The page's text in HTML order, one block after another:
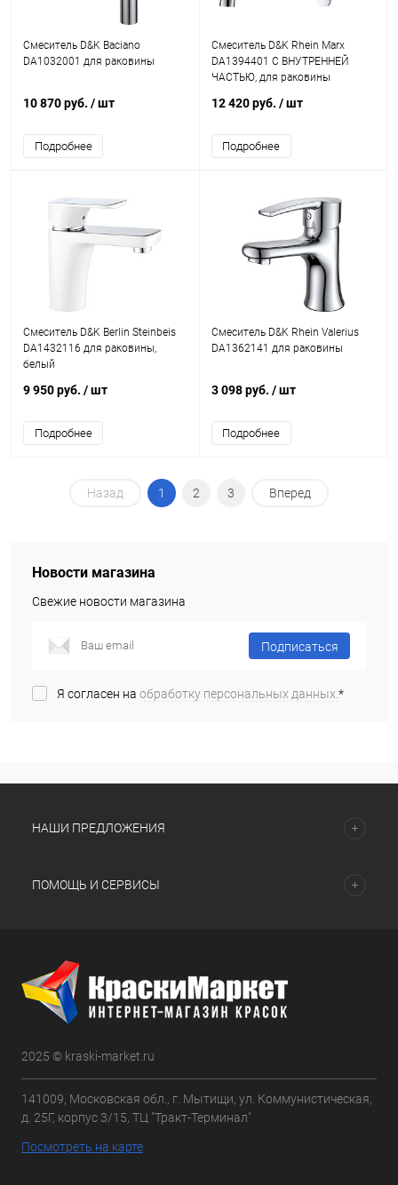
Смеситель D&K Baciano
DA1032001 для раковины
10 870 руб. / шт
Подробнее
Смеситель D&K Rhein Marx
DA1394401 С ВНУТРЕННЕЙ
ЧАСТЬЮ, для раковины
12 420 руб. / шт
Подробнее
Смеситель D&K Berlin Steinbeis
DA1432116 для раковины,
белый
9 950 руб. / шт
Подробнее
Смеситель D&K Rhein Valerius
DA1362141 для раковины
3 098 руб. / шт
Подробнее
Назад 1 2 3 Вперед
Новости магазина
Свежие новости магазина
Подписаться
Я согласен на обработку персональных данных.*
НАШИ ПРЕДЛОЖЕНИЯ
ПОМОЩЬ И СЕРВИСЫ
2025 © kraski-market.ru
141009, Московская обл., г. Мытищи, ул. Коммунистическая,
д. 25Г, корпус 3/15, ТЦ "Тракт-Терминал"
Посмотреть на карте